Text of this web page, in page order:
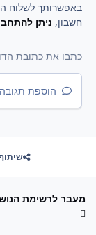
באפשרותך לשלוח
חשבון, ניתן
הוספת תגובה
מעבר לרשימת